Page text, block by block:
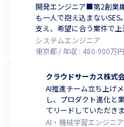
開発エンジニア■第2創業
も一人で抱え込まない
支え、希望に合う案件で
目指す会社づくりにも関わ
システムエンジニア
東京都
年収 : 480-900万円
クラウドサーカス株式
AI推進チーム立ち上げ
し、プロダクト進化と
てリードしていただき
AI・機械学習エンジニア